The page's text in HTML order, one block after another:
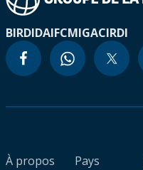
BIRDIDAIFCMIGACIRDI
À propos
Pays